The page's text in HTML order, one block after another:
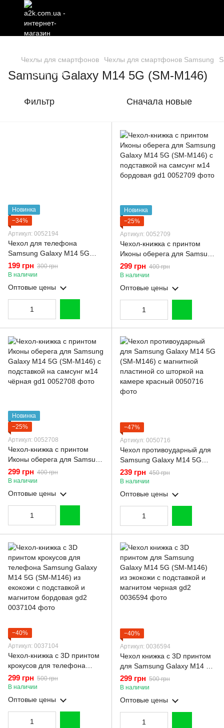
Чехлы для смартфонов Чехлы для смартфонов Samsung
Samsung Galaxy M14 5G (SM-M146)
Фильтр Сначала новые
Новинка
−34%
Артикул: 0052194
Чехол для телефона
Samsung Galaxy M14 5G
(SM-M146) карбоновый
противоударный с высокими
бортами черный
199 грн 300 грн
В наличии
Оптовые цены
Новинка
−25%
Артикул: 0052709
Чехол-книжка с принтом
Иконы оберега для Samsung
Galaxy M14 5G (SM-M146) с
подставкой на самсунг м14
бордовая gd1
299 грн 400 грн
В наличии
Оптовые цены
Новинка
−25%
Артикул: 0052708
Чехол-книжка с принтом
Иконы оберега для Samsung
Galaxy M14 5G (SM-M146) с
подставкой на самсунг м14
чёрная gd1
299 грн 400 грн
В наличии
Оптовые цены
−47%
Артикул: 0050716
Чехол противоударный для
Samsung Galaxy M14 5G
(SM-M146) с магнитной
пластиной со шторкой на
камере красный
239 грн 450 грн
В наличии
Оптовые цены
−40%
Артикул: 0037104
Чехол-книжка с 3D принтом
крокусов для телефона
Samsung Galaxy M14 5G
(SM-M146) из екокожи с
подставкой и магнитом
бордовая gd2
299 грн 500 грн
В наличии
Оптовые цены
−40%
Артикул: 0036594
Чехол книжка с 3D принтом
для Samsung Galaxy M14 5G
(SM-M146) из экокожи с
подставкой и магнитом
черная gd2
299 грн 500 грн
В наличии
Оптовые цены